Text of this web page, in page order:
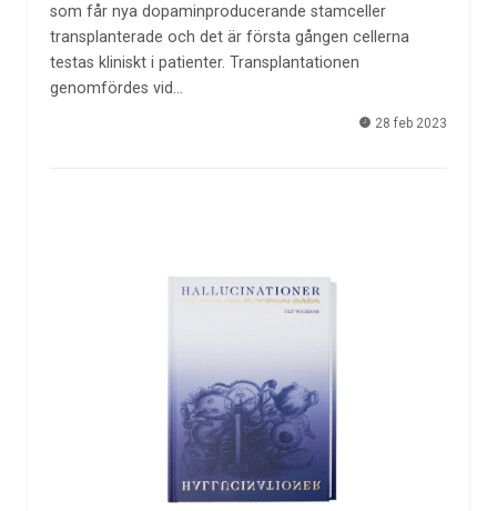
som får nya dopaminproducerande stamceller
transplanterade och det är första gången cellerna
testas kliniskt i patienter. Transplantationen
genomfördes vid…
28 feb 2023